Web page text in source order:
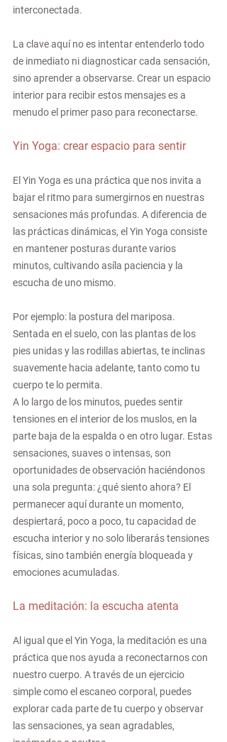
interconectada.
La clave aquí no es intentar entenderlo todo
de inmediato ni diagnosticar cada sensación,
sino aprender a observarse. Crear un espacio
interior para recibir estos mensajes es a
menudo el primer paso para reconectarse.
Yin Yoga: crear espacio para sentir
El Yin Yoga es una práctica que nos invita a
bajar el ritmo para sumergirnos en nuestras
sensaciones más profundas. A diferencia de
las prácticas dinámicas, el Yin Yoga consiste
en mantener posturas durante varios
minutos, cultivando asíla paciencia y la
escucha de uno mismo.
Por ejemplo: la postura del mariposa.
Sentada en el suelo, con las plantas de los
pies unidas y las rodillas abiertas, te inclinas
suavemente hacia adelante, tanto como tu
cuerpo te lo permita.
A lo largo de los minutos, puedes sentir
tensiones en el interior de los muslos, en la
parte baja de la espalda o en otro lugar. Estas
sensaciones, suaves o intensas, son
oportunidades de observación haciéndonos
una sola pregunta: ¿qué siento ahora? El
permanecer aquí durante un momento,
despiertará, poco a poco, tu capacidad de
escucha interior y no solo liberarás tensiones
físicas, sino también energía bloqueada y
emociones acumuladas.
La meditación: la escucha atenta
Al igual que el Yin Yoga, la meditación es una
práctica que nos ayuda a reconectarnos con
nuestro cuerpo. A través de un ejercicio
simple como el escaneo corporal, puedes
explorar cada parte de tu cuerpo y observar
las sensaciones, ya sean agradables,